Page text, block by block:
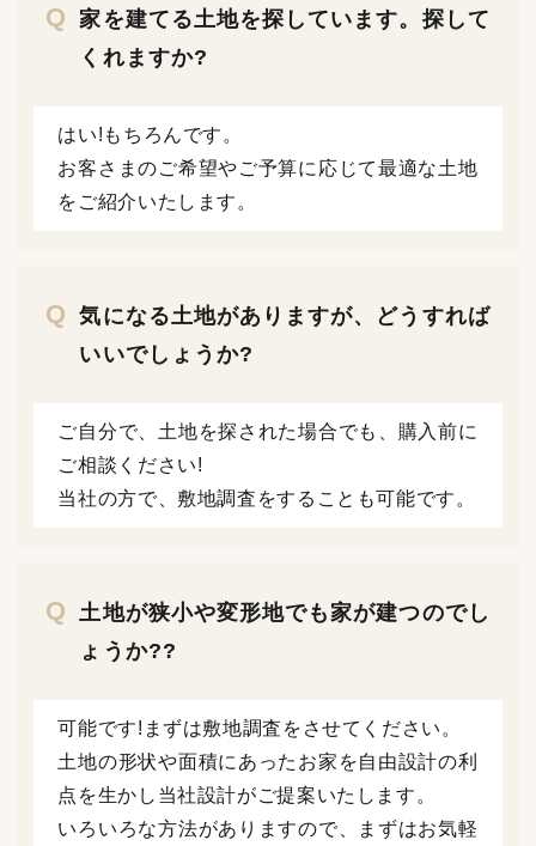
家を建てる土地を探しています。探して
くれますか?
はい!もちろんです。
お客さまのご希望やご予算に応じて最適な土地
をご紹介いたします。
気になる土地がありますが、どうすれば
いいでしょうか?
ご自分で、土地を探された場合でも、購入前に
ご相談ください!
当社の方で、敷地調査をすることも可能です。
土地が狭小や変形地でも家が建つのでし
ょうか??
可能です!まずは敷地調査をさせてください。
土地の形状や面積にあったお家を自由設計の利
点を生かし当社設計がご提案いたします。
いろいろな方法がありますので、まずはお気軽